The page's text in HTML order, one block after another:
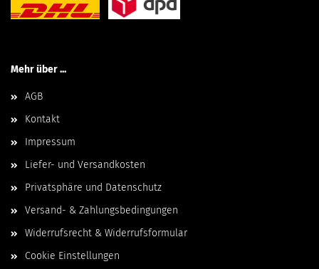
Mehr über ...
AGB
Kontakt
Impressum
Liefer- und Versandkosten
Privatsphäre und Datenschutz
Versand- & Zahlungsbedingungen
Widerrufsrecht & Widerrufsformular
Cookie Einstellungen